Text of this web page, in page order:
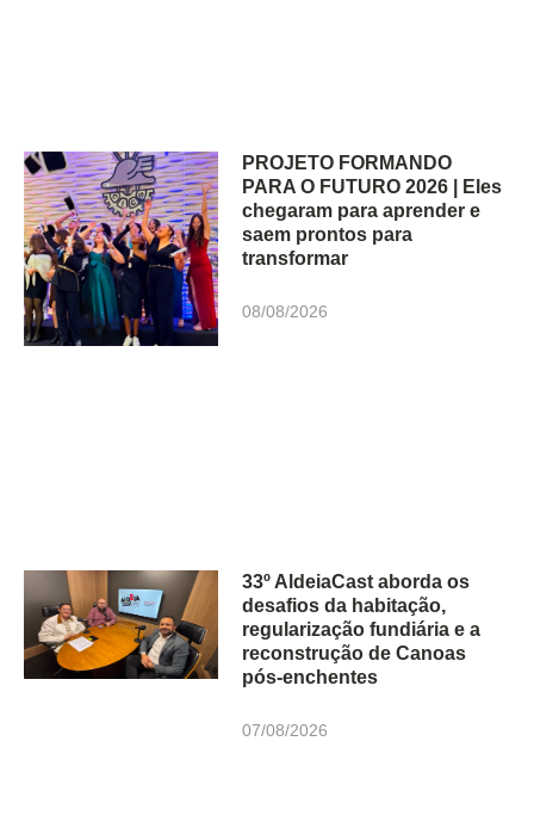
PROJETO FORMANDO
PARA O FUTURO 2026 | Eles
chegaram para aprender e
saem prontos para
transformar
08/08/2026
33º AldeiaCast aborda os
desafios da habitação,
regularização fundiária e a
reconstrução de Canoas
pós-enchentes
07/08/2026